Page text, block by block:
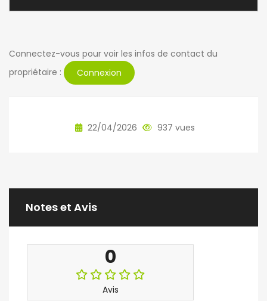
Connectez-vous pour voir les infos de contact du
propriétaire :
Connexion
22/04/2026 937 vues
Notes et Avis
0
Avis